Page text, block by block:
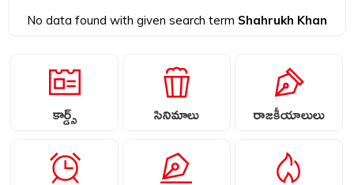
No data found with given search term Shahrukh Khan
కార్డ్స్ సినిమాలు రాజకీయాలులు